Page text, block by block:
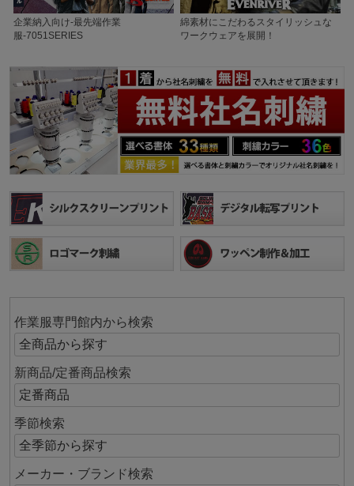
企業納入向け-最先端作業
服-7051SERIES
綿素材にこだわるスタイリッシュな
ワークウェアを展開！
作業服専門館内から検索
新商品/定番商品検索
季節検索
メーカー・ブランド検索